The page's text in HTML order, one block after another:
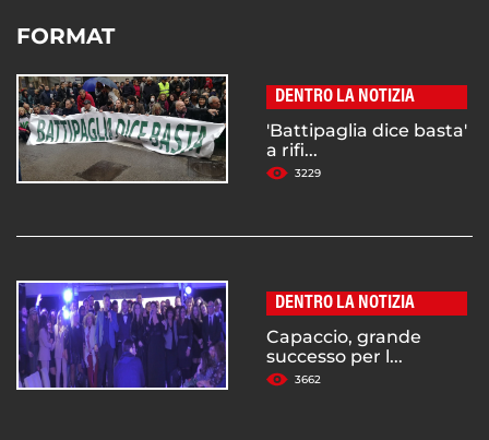
FORMAT
DENTRO LA NOTIZIA
'Battipaglia dice basta'
a rifi...
3229
DENTRO LA NOTIZIA
Capaccio, grande
successo per l...
3662